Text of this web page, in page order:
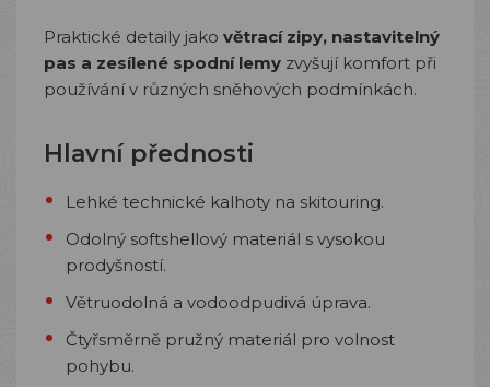
Praktické detaily jako větrací zipy, nastavitelný
pas a zesílené spodní lemy zvyšují komfort při
používání v různých sněhových podmínkách.
Hlavní přednosti
Lehké technické kalhoty na skitouring.
Odolný softshellový materiál s vysokou
prodyšností.
Větruodolná a vodoodpudivá úprava.
Čtyřsměrně pružný materiál pro volnost
pohybu.